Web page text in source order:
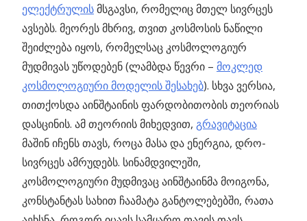
ელექტრულისმსგავსი, რომელიც მთელ სივრცეს
ავსებს. მეორეს მხრივ, თვით კოსმოსის ნაწილი
შეიძლება იყოს, რომელსაც კოსმოლოგიურ
მუდმივას უწოდებენ (ლამბდა წევრი – მოკლედ
კოსმოლოგიური მოდელის შესახებ). სხვა ვერსია,
თითქოსდა აინშტაინის ფარდობითობის თეორიას
დასცინის. ამ თეორიის მიხედვით, გრავიტაცია
მაშინ იჩენს თავს, როცა მასა და ენერგია, დრო-
სივრცეს ამრუდებს. სინამდვილეში,
კოსმოლოგიური მუდმივაც აინშტაინმა მოიგონა,
კონსტანტას სახით ჩაამატა განტოლებებში, რათა